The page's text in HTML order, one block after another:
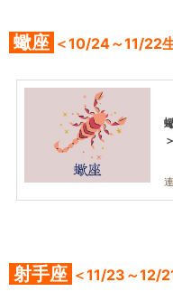
蠍座 ＜10/24～11/22
射手座 ＜11/23～12/